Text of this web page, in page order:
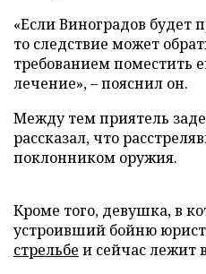
«Если Виноградов
то следствие может
требованием поместить
лечение», – пояснил он.
Между тем приятель
рассказал, что
поклонником оружия.
Кроме того, девушка, в
устроивший бойню
стрельбе и сейчас лежит